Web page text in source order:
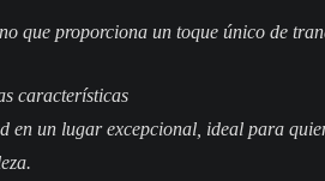
que proporciona un toque único de
características
en un lugar excepcional, ideal para